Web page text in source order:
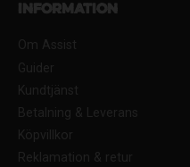
Information
Om Assist
Guider
Kundtjänst
Betalning & Leverans
Köpvillkor
Reklamation & retur